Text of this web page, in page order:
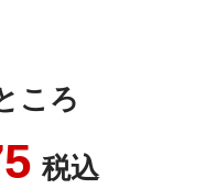
ころ
税込